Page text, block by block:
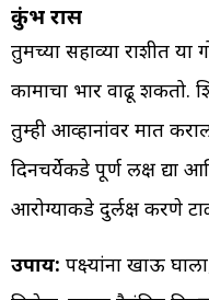
कुंभ रास
तुमच्या सहाव्या राशीत या
कामाचा भार वाढू शकतो.
तुम्ही आव्हानांवर मात
दिनचर्येकडे पूर्ण लक्ष द्या
आरोग्याकडे दुर्लक्ष करणे
उपाय: पक्ष्यांना खाऊ